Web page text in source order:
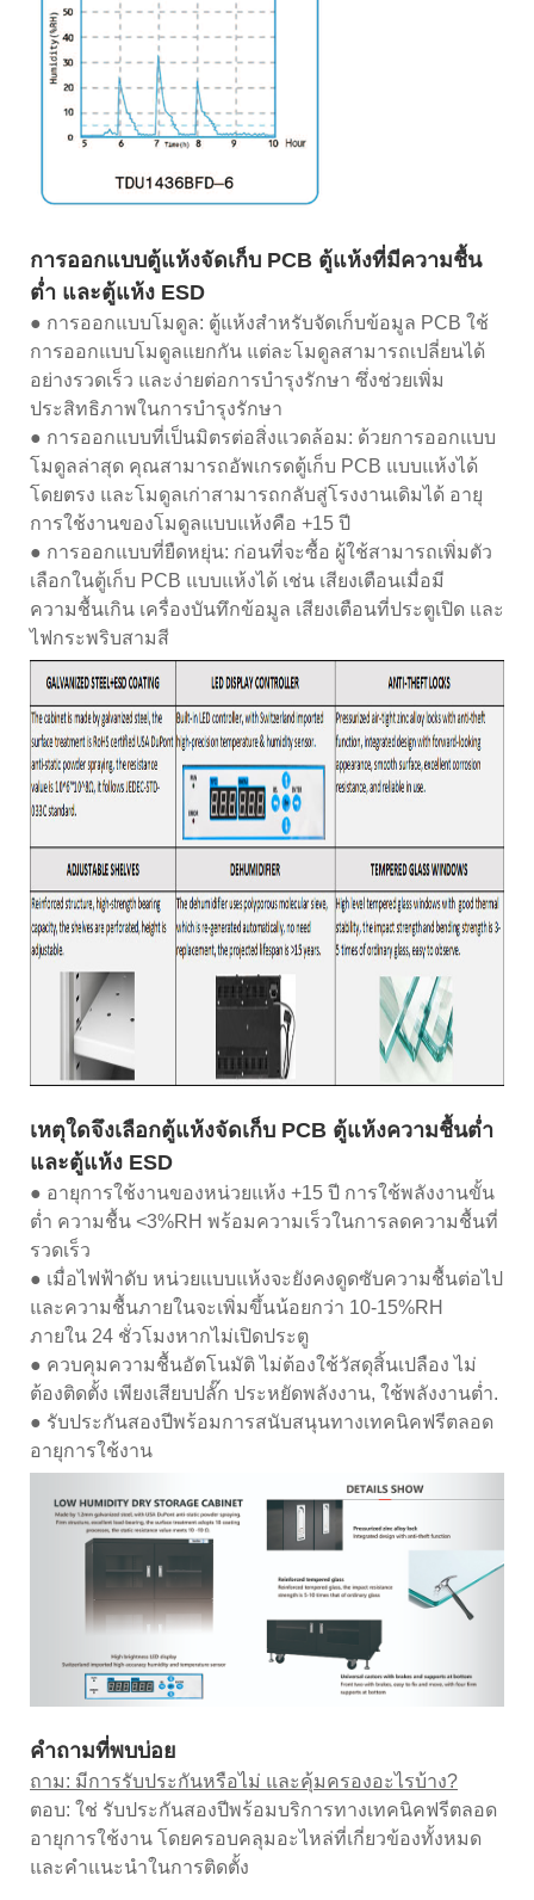
การออกแบบตู้แห้งจัดเก็บ PCB ตู้แห้งที่มีความชื้น
ต่ำ และตู้แห้ง ESD
● การออกแบบโมดูล: ตู้แห้งสำหรับจัดเก็บข้อมูล PCB ใช้
การออกแบบโมดูลแยกกัน แต่ละโมดูลสามารถเปลี่ยนได้
อย่างรวดเร็ว และง่ายต่อการบำรุงรักษา ซึ่งช่วยเพิ่ม
ประสิทธิภาพในการบำรุงรักษา
● การออกแบบที่เป็นมิตรต่อสิ่งแวดล้อม: ด้วยการออกแบบ
โมดูลล่าสุด คุณสามารถอัพเกรดตู้เก็บ PCB แบบแห้งได้
โดยตรง และโมดูลเก่าสามารถกลับสู่โรงงานเดิมได้ อายุ
การใช้งานของโมดูลแบบแห้งคือ +15 ปี
● การออกแบบที่ยืดหยุ่น: ก่อนที่จะซื้อ ผู้ใช้สามารถเพิ่มตัว
เลือกในตู้เก็บ PCB แบบแห้งได้ เช่น เสียงเตือนเมื่อมี
ความชื้นเกิน เครื่องบันทึกข้อมูล เสียงเตือนที่ประตูเปิด และ
ไฟกระพริบสามสี
เหตุใดจึงเลือกตู้แห้งจัดเก็บ PCB ตู้แห้งความชื้นต่ำ
และตู้แห้ง ESD
● อายุการใช้งานของหน่วยแห้ง +15 ปี การใช้พลังงานขั้น
ต่ำ ความชื้น <3%RH พร้อมความเร็วในการลดความชื้นที่
รวดเร็ว
● เมื่อไฟฟ้าดับ หน่วยแบบแห้งจะยังคงดูดซับความชื้นต่อไป
และความชื้นภายในจะเพิ่มขึ้นน้อยกว่า 10-15%RH
ภายใน 24 ชั่วโมงหากไม่เปิดประตู
● ควบคุมความชื้นอัตโนมัติ ไม่ต้องใช้วัสดุสิ้นเปลือง ไม่
ต้องติดตั้ง เพียงเสียบปลั๊ก ประหยัดพลังงาน, ใช้พลังงานต่ำ.
● รับประกันสองปีพร้อมการสนับสนุนทางเทคนิคฟรีตลอด
อายุการใช้งาน
คำถามที่พบบ่อย
ถาม: มีการรับประกันหรือไม่ และคุ้มครองอะไรบ้าง?
ตอบ: ใช่ รับประกันสองปีพร้อมบริการทางเทคนิคฟรีตลอด
อายุการใช้งาน โดยครอบคลุมอะไหล่ที่เกี่ยวข้องทั้งหมด
และคำแนะนำในการติดตั้ง